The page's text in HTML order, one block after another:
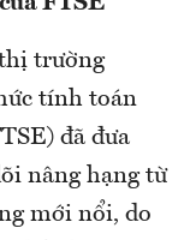
trường
tính toán
đã đưa
nâng hạng từ
mới nổi, do